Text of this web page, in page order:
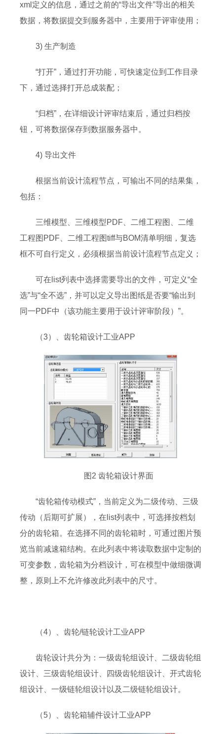
xml定义的信息，通过之前的“导出文件”导出的相关
数据，将数据提交到服务器中，主要用于评审使用；
3) 生产制造
“打开”，通过打开功能，可快速定位到工作目录
下，通过选择打开总成装配；
“归档”，在详细设计评审结束后，通过归档按
钮，可将数据保存到数据服务器中。
4) 导出文件
根据当前设计流程节点，可输出不同的结果集，
包括：
三维模型、三维模型PDF、二维工程图、二维
工程图PDF、二维工程图tiff与BOM清单明细，复选
框不可自行定义，必须根据当前设计流程节点定义；
可在list列表中选择需要导出的文件，可定义“全
选”与“全不选”，并可以定义导出图纸是否要“输出到
同一PDF中（该功能主要用于设计评审阶段）”。
（3）、齿轮箱设计工业APP
图2 齿轮箱设计界面
“齿轮箱传动模式”，当前定义为二级传动、三级
传动（后期可扩展），在list列表中，可选择按档划
分的齿轮箱。在选择不同的齿轮箱时，可通过图片预
览当前减速箱结构。在此列表中将读取数据中定制的
可变参数，齿轮箱为分档设计，可在模型中做细微调
整，原则上不允许修改此列表中的尺寸。
（4）、齿轮/链轮设计工业APP
齿轮设计共分为：一级齿轮组设计、二级齿轮组
设计、三级齿轮组设计、四级齿轮组设计、开式齿轮
组设计、一级链轮组设计以及二级链轮组设计。
（5）、齿轮箱辅件设计工业APP